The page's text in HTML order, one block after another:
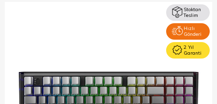
Stoktan
Teslim
Hızlı
Gönderi
2 Yıl
Garanti